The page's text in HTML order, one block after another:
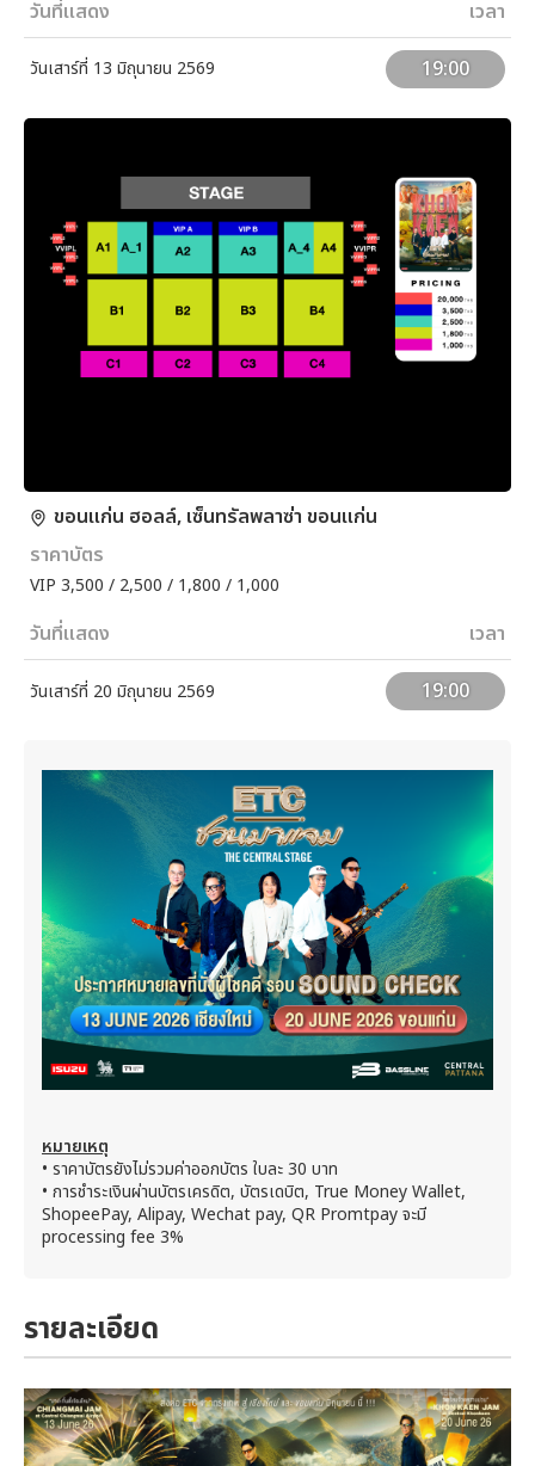
วันที่แสดง เวลา
วันเสาร์ที่ 13 มิถุนายน 2569 19:00
ขอนแก่น ฮอลล์, เซ็นทรัลพลาซ่า ขอนแก่น
ราคาบัตร
VIP 3,500 / 2,500 / 1,800 / 1,000
วันที่แสดง เวลา
วันเสาร์ที่ 20 มิถุนายน 2569 19:00
หมายเหตุ
• ราคาบัตรยังไม่รวมค่าออกบัตร ใบละ 30 บาท
• การชำระเงินผ่านบัตรเครดิต, บัตรเดบิต, True Money Wallet,
ShopeePay, Alipay, Wechat pay, QR Promtpay จะมี
processing fee 3%
รายละเอียด